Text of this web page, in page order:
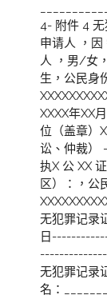
4- 附件 4 无
申请人 ，
人 ，男/女
生，公民身
XXXX年XX
位（盖章）
讼、仲裁）
执X 公 XX
区）：，公
无犯罪记录
日
无犯罪记录
名：